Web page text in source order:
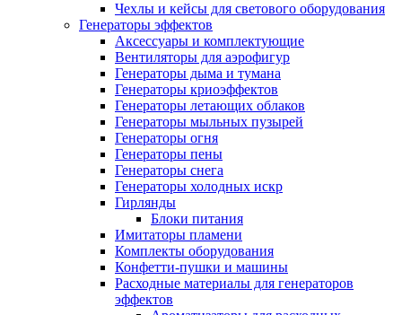
Чехлы и кейсы для светового оборудования
Генераторы эффектов
Аксессуары и комплектующие
Вентиляторы для аэрофигур
Генераторы дыма и тумана
Генераторы криоэффектов
Генераторы летающих облаков
Генераторы мыльных пузырей
Генераторы огня
Генераторы пены
Генераторы снега
Генераторы холодных искр
Гирлянды
Блоки питания
Имитаторы пламени
Комплекты оборудования
Конфетти-пушки и машины
Расходные материалы для генераторов
эффектов